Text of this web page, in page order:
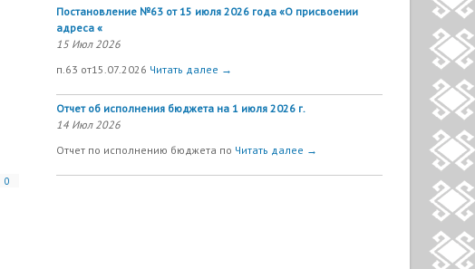
0
Постановление №63 от 15 июля 2026 года «О присвоении
адреса «
15 Июл 2026
п.63 от15.07.2026 Читать далее →
Отчет об исполнения бюджета на 1 июля 2026 г.
14 Июл 2026
Отчет по исполнению бюджета по Читать далее →